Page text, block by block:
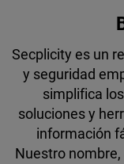
Secplicity es un
y seguridad
simplifica
soluciones y
información
Nuestro